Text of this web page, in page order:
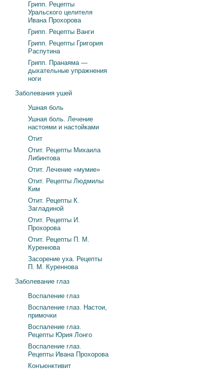
Грипп. Рецепты
Уральского целителя
Ивана Прохорова
Грипп. Рецепты Ванги
Грипп. Рецепты Григория
Распутина
Грипп. Пранаяма —
дыхательные упражнения
ноги
Заболевания ушей
Ушная боль
Ушная боль. Лечение
настоями и настойками
Отит
Отит. Рецепты Михаила
Либинтова
Отит. Лечение «мумие»
Отит. Рецепты Людмилы
Ким
Отит. Рецепты К.
Загладиной
Отит. Рецепты И.
Прохорова
Отит. Рецепты П. М.
Куреннова
Засорение уха. Рецепты
П. М. Куреннова
Заболевание глаз
Воспаление глаз
Воспаление глаз. Настои,
примочки
Воспаление глаз.
Рецепты Юрия Лонго
Воспаление глаз.
Рецепты Ивана Прохорова
Конъюнктивит